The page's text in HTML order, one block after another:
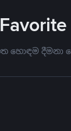
හොඳම දීමනා